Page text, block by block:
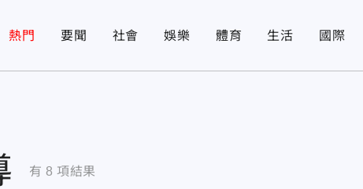
熱門 要聞 社會 娛樂 體育 生活 國際
有 8 項結果